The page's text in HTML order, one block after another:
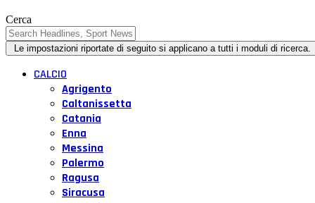
Cerca
CALCIO
Agrigento
Caltanissetta
Catania
Enna
Messina
Palermo
Ragusa
Siracusa